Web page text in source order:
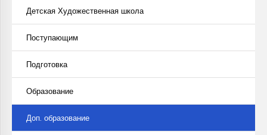
Детская Художественная школа
Поступающим
Подготовка
Образование
Доп. образование